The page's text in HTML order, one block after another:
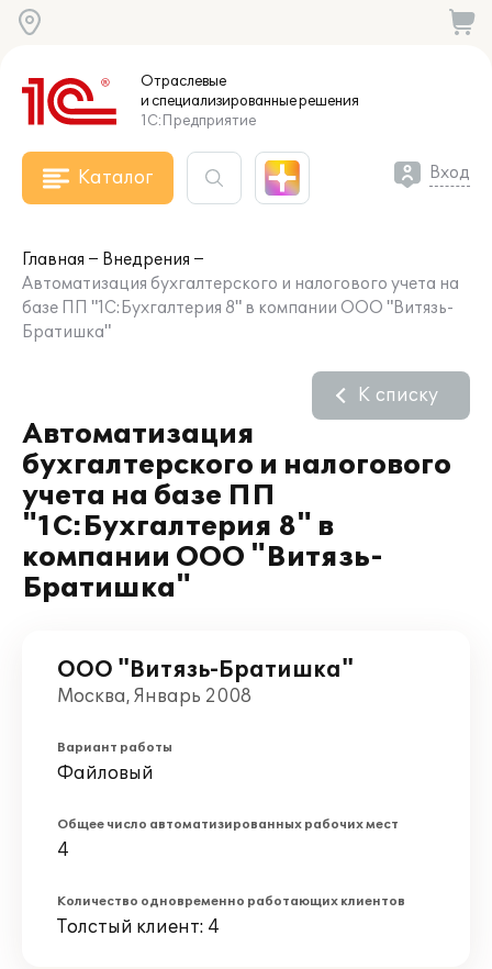
Отраслевые
и специализированныерешения
1С:Предприятие
Каталог Вход
Главная
Внедрения
Автоматизация бухгалтерского и налогового учета на
базе ПП "1С:Бухгалтерия 8" в компании ООО "Витязь-
Братишка"
Автоматизация
бухгалтерского и налогового
учета на базе ПП
"1С:Бухгалтерия 8" в
компании ООО "Витязь-
Братишка"
К списку
ООО "Витязь-Братишка"
Москва, Январь 2008
Вариант работы
Файловый
Общее число автоматизированных рабочих мест
4
Количество одновременно работающих клиентов
Толстый клиент: 4